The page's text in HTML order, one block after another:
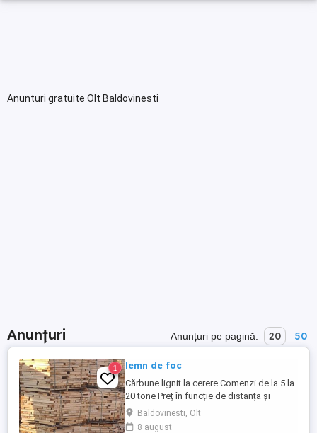
Anunturi gratuite Olt Baldovinesti
Anunțuri Anunțuri pe pagină: 20 50
1 lemn de foc
Cărbune lignit la cerere Comenzi de la 5 la
20 tone Preț în funcție de distanța și
cantitatea dorită! Pentru comenzi și detalii
sunați la nr de telefon - -
Baldovinesti, Olt
8 august